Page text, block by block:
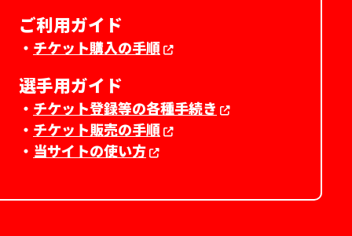
ご利用ガイド
・ チケット購入の手順
選手用ガイド
・ チケット登録等の各種手続き
・ チケット販売の手順
・ 当サイトの使い方